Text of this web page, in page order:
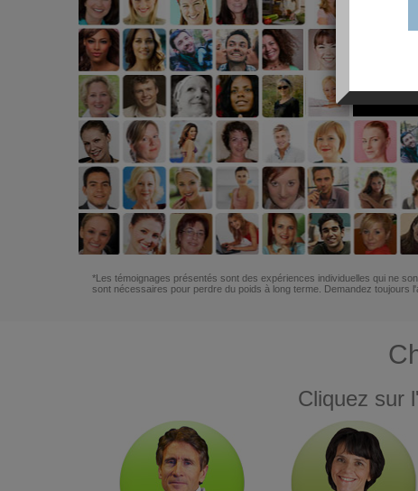
*Les témoignages présentés sont des expériences individuelles qui ne
sont nécessaires pour perdre du poids à long terme. Demandez toujours
Cliquez sur